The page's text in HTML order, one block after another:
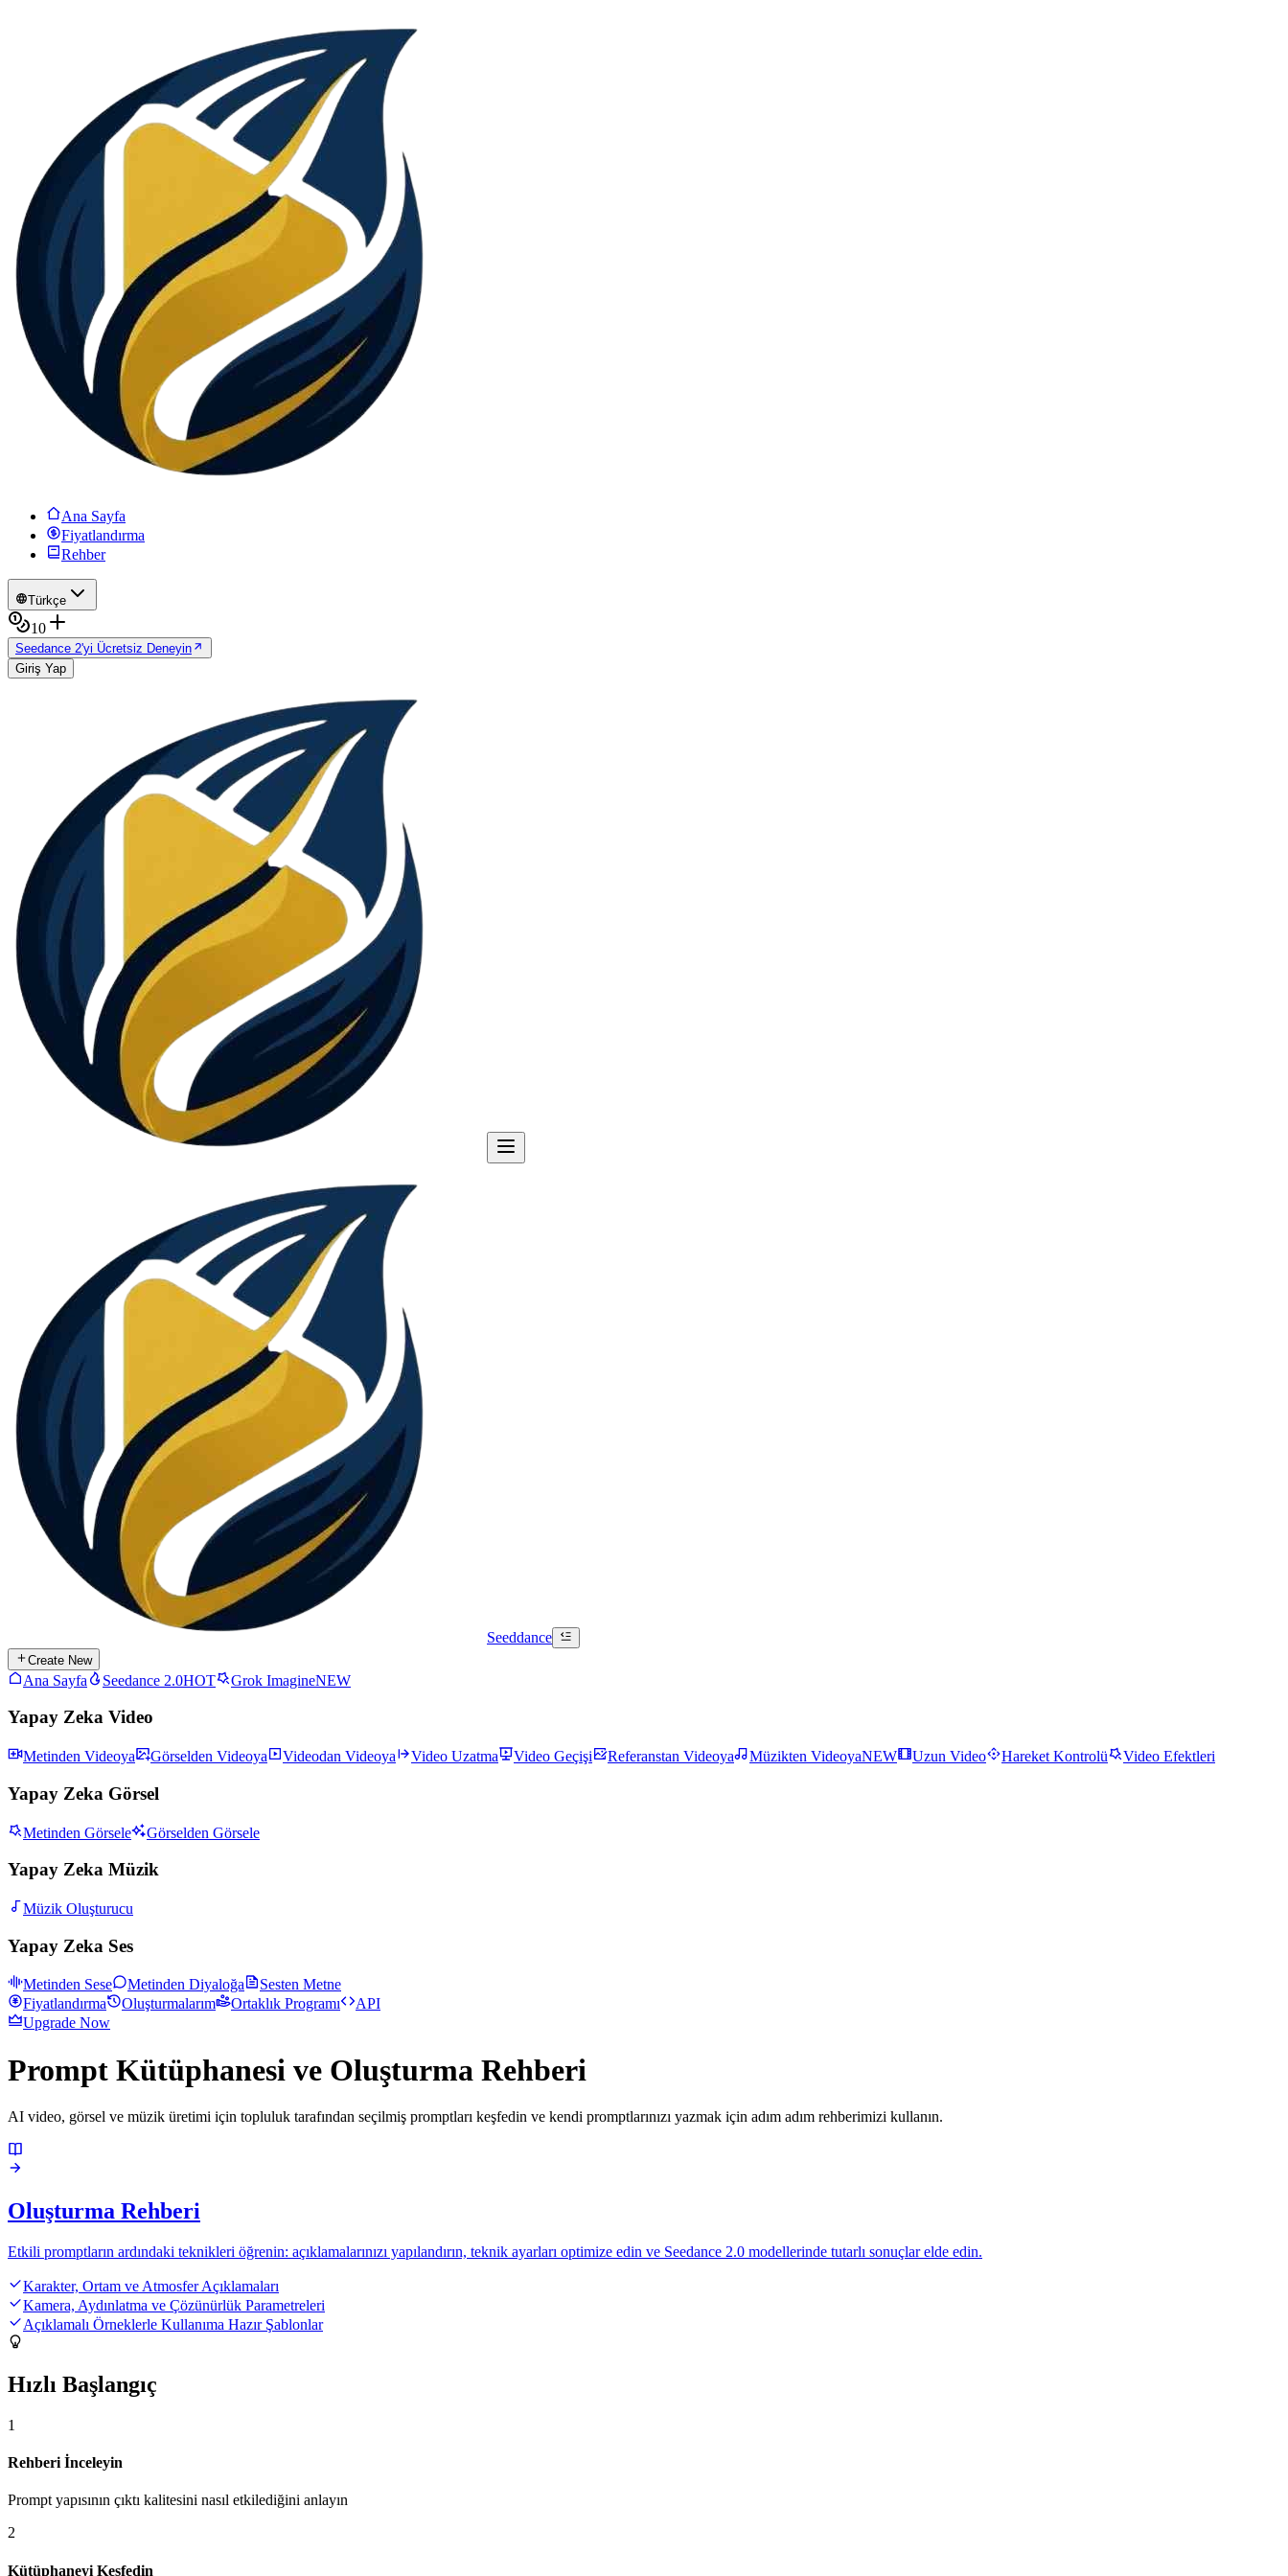
Ana Sayfa
Fiyatlandırma
Rehber
Türkçe
10
Seedance 2'yi Ücretsiz Deneyin
Giriş Yap
Seeddance
Create New
Ana Sayfa Seedance 2.0HOT Grok ImagineNEW
Yapay Zeka Video
Metinden Videoya Görselden Videoya Videodan Videoya Video Uzatma Video Geçişi Referanstan Videoya Müzikten VideoyaNEW Uzun Video Hareket Kontrolü Video Efektleri
Yapay Zeka Görsel
Metinden Görsele Görselden Görsele
Yapay Zeka Müzik
Müzik Oluşturucu
Yapay Zeka Ses
Metinden Sese Metinden Diyaloğa
Sesten Metne
Fiyatlandırma
Oluşturmalarım Ortaklık Programı
API
Upgrade Now
Prompt Kütüphanesi ve Oluşturma Rehberi
AI video, görsel ve müzik üretimi için topluluk tarafından seçilmiş promptları keşfedin ve kendi promptlarınızı yazmak için adım adım rehberimizi kullanın.
Oluşturma Rehberi
Etkili promptların ardındaki teknikleri öğrenin: açıklamalarınızı yapılandırın, teknik ayarları optimize edin ve Seedance 2.0 modellerinde tutarlı sonuçlar elde edin.
Karakter, Ortam ve Atmosfer Açıklamaları
Kamera, Aydınlatma ve Çözünürlük Parametreleri
Açıklamalı Örneklerle Kullanıma Hazır Şablonlar
Hızlı Başlangıç
1
Rehberi İnceleyin
Prompt yapısının çıktı kalitesini nasıl etkilediğini anlayın
2
Kütüphaneyi Keşfedin